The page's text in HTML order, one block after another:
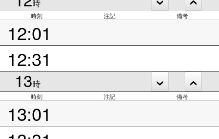
時
時刻 注記 備考
12:01
12:31
13時
時刻 注記 備考
13:01